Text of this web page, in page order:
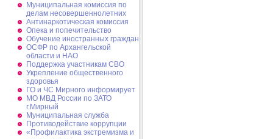
Муниципальная комиссия по
делам несовершеннолетних
Антинаркотическая комиссия
Опека и попечительство
Обучение иностранных граждан
ОСФР по Архангельской
области и НАО
Поддержка участникам СВО
Укрепление общественного
здоровья
ГО и ЧС Мирного информирует
МО МВД России по ЗАТО
г.Мирный
Муниципальная cлужба
Противодействие коррупции
«Профилактика экстремизма и